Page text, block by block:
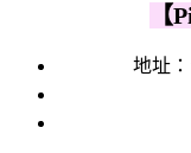
【
地址